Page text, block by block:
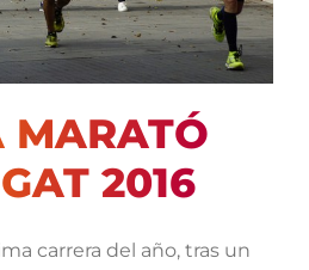
MARATÓ
2016
carrera del año, tras un